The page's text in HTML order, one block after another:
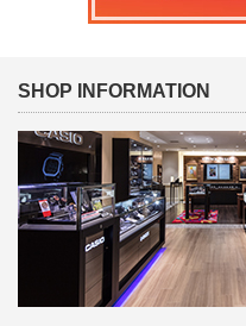
SHOP INFORMATION